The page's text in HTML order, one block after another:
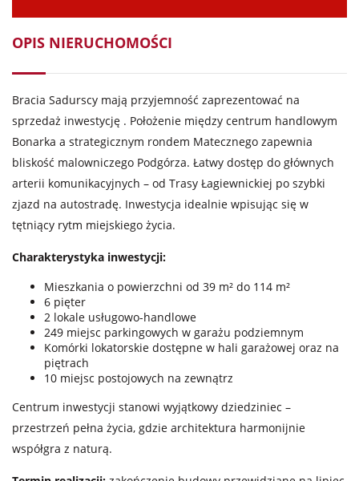
OPIS NIERUCHOMOŚCI
Bracia Sadurscy mają przyjemność zaprezentować na
sprzedaż inwestycję . Położenie między centrum handlowym
Bonarka a strategicznym rondem Matecznego zapewnia
bliskość malowniczego Podgórza. Łatwy dostęp do głównych
arterii komunikacyjnych – od Trasy Łagiewnickiej po szybki
zjazd na autostradę. Inwestycja idealnie wpisując się w
tętniący rytm miejskiego życia.
Charakterystyka inwestycji:
Mieszkania o powierzchni od 39 m² do 114 m²
6 pięter
2 lokale usługowo-handlowe
249 miejsc parkingowych w garażu podziemnym
Komórki lokatorskie dostępne w hali garażowej oraz na
piętrach
10 miejsc postojowych na zewnątrz
Centrum inwestycji stanowi wyjątkowy dziedziniec –
przestrzeń pełna życia, gdzie architektura harmonijnie
współgra z naturą.